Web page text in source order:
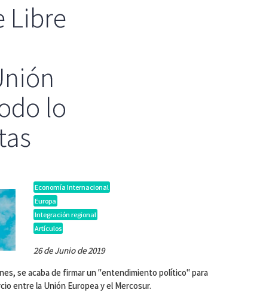
Libre
lo
Economía Internacional
Europa
Integración regional
Artículos
26 de Junio de 2019
se acaba de firmar un "entendimiento político" para
entre la Unión Europea y el Mercosur.